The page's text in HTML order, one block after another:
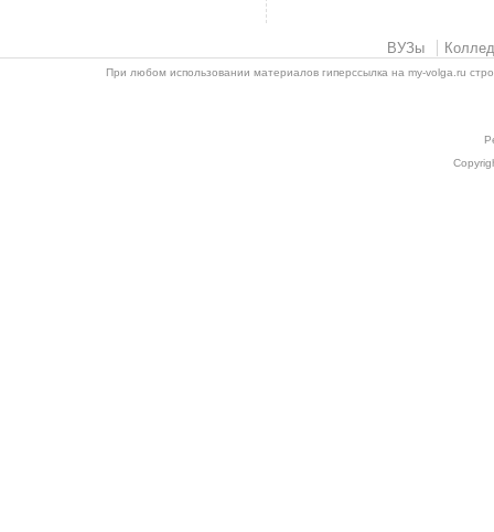
ВУЗы
При любом использовании материалов гиперссылка на my-volga.ru